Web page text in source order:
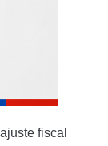
fiscal